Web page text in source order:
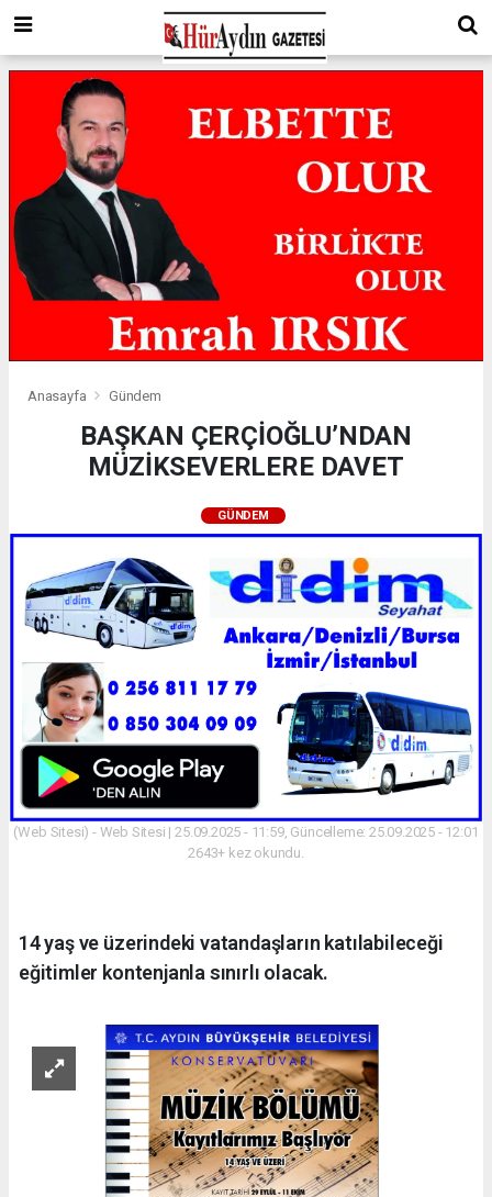
Anasayfa Gündem
BAŞKAN ÇERÇİOĞLU’NDAN
MÜZİKSEVERLERE DAVET
GÜNDEM
(Web Sitesi) - Web Sitesi | 25.09.2025 - 11:59, Güncelleme: 25.09.2025 - 12:01
2643+ kez okundu.
14 yaş ve üzerindeki vatandaşların katılabileceği
eğitimler kontenjanla sınırlı olacak.